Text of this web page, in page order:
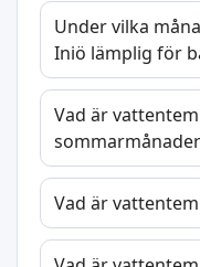
Under vilka
Iniö lämplig för
Vad är
Vad är